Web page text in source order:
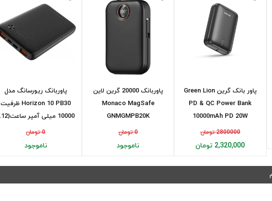
پاوربانک ریورسانگ مدل
Horizon 10 PB30 ظرفیت
10000 میلی‌ آمپر ساعت(12...
0 تومان
ناموجود
پاوربانک 20000 گرین لاین
Monaco MagSafe
GNMGMPB20K
0 تومان
ناموجود
پاور بانک گرین Green Lion
PD & QC Power Bank
10000mAh PD 20W
2800000 تومان
2,320,000 تومان